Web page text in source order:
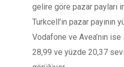
gelire göre pazar payları
Turkcell’in pazar payının
Vodafone ve Avea’nın ise
28,99 ve yüzde 20,37